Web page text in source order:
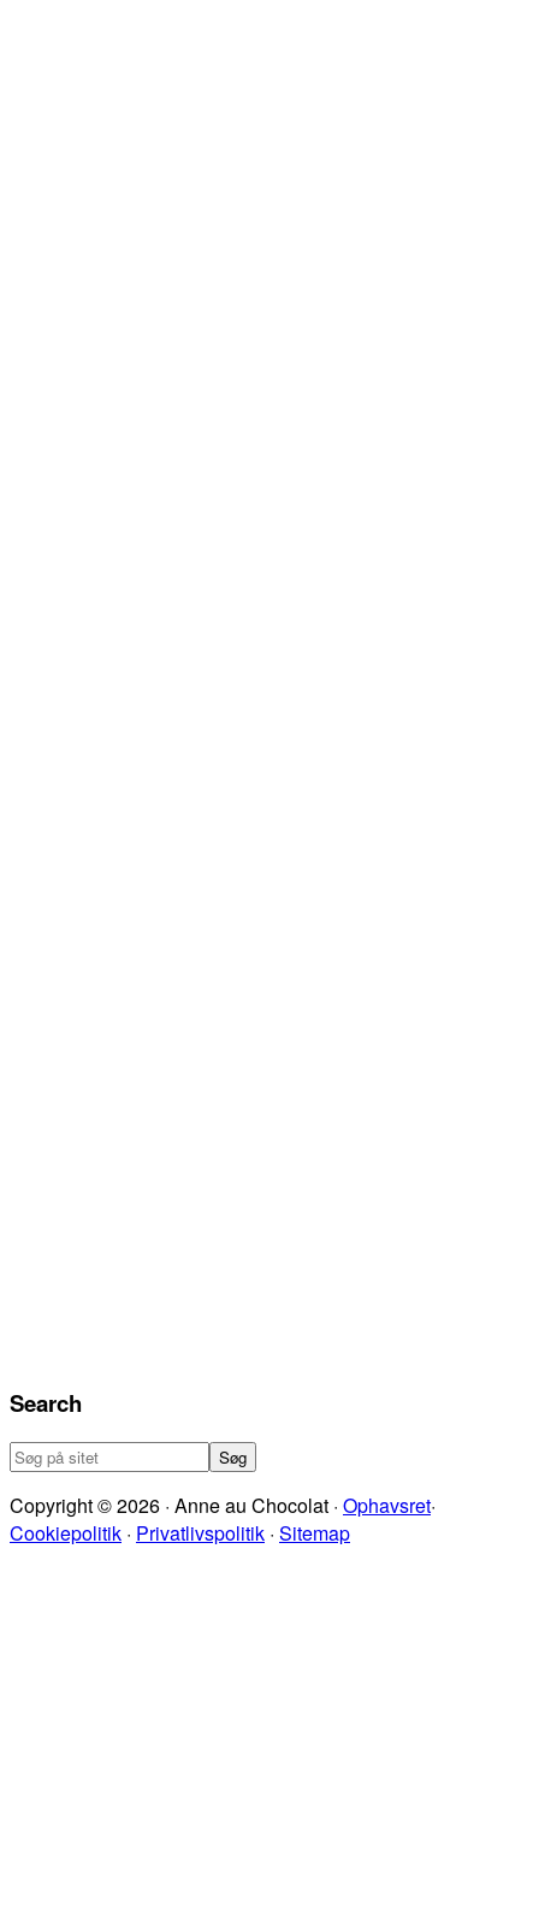
Search
Søg
sitet
Copyright © 2026 · Anne au Chocolat · Ophavsret·
Cookiepolitik · Privatlivspolitik · Sitemap